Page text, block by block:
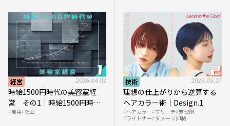
経営 2026.04.02
時給1500円時代の美容室経
営 その1｜時給1500円時代
へ向かう社会的背景
雇用 社会
技術 2026.03.27
理想の仕上がりから逆算する
ヘアカラー術｜Design.1
ヘアカラー ブリーチ 処理剤
ライトナー ダメージ抑制